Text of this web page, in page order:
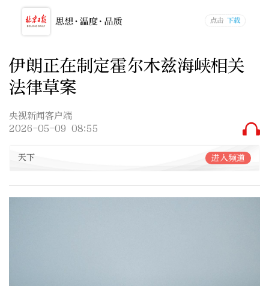
伊朗正在制定霍尔木兹海峡相关
法律草案
央视新闻客户端
2026-05-09 08:55
天下 进入频道